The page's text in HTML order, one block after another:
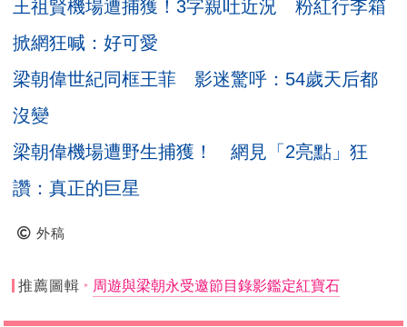
王祖賢機場遭捕獲！3字親吐近況 粉紅行李箱
掀網狂喊：好可愛
梁朝偉世紀同框王菲 影迷驚呼：54歲天后都
沒變
梁朝偉機場遭野生捕獲！ 網見「2亮點」狂
讚：真正的巨星
外稿
推薦圖輯 周遊與梁朝永受邀節目錄影鑑定紅寶石